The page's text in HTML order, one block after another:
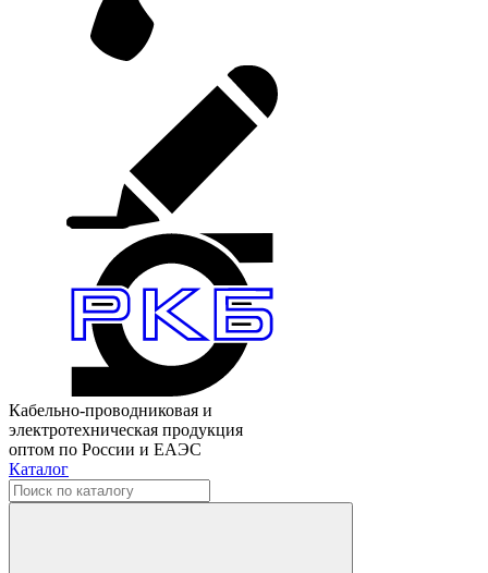
Кабельно-проводниковая и
электротехническая продукция
оптом по России и ЕАЭС
Каталог